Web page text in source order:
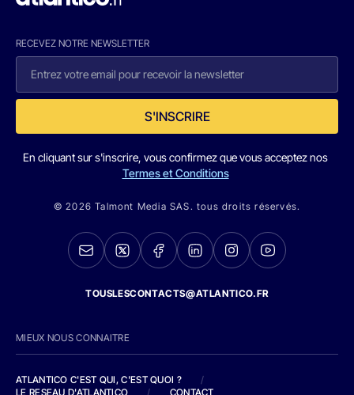
RECEVEZ NOTRE NEWSLETTER
S'INSCRIRE
En cliquant sur s'inscrire, vous confirmez que vous acceptez nos
Termes et Conditions
© 2026 Talmont Media SAS. tous droits réservés.
TOUSLESCONTACTS@ATLANTICO.FR
MIEUX NOUS CONNAITRE
ATLANTICO C'EST QUI, C'EST QUOI ?
/
LE RESEAU D'ATLANTICO
/ CONTACT